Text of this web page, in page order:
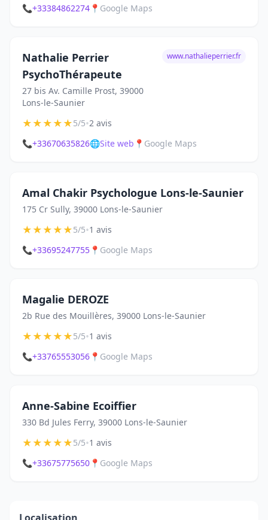
📞+33384862274 📍 Google Maps
Nathalie Perrier
PsychoThérapeute
27 bis Av. Camille Prost, 39000
Lons-le-Saunier
www.nathalieperrier.fr
★★★★★5/5•2 avis
📞+33670635826🌐Site web 📍 Google Maps
Amal Chakir Psychologue Lons-le-Saunier
175 Cr Sully, 39000 Lons-le-Saunier
★★★★★5/5•1 avis
📞+33695247755 📍 Google Maps
Magalie DEROZE
2b Rue des Mouillères, 39000 Lons-le-Saunier
★★★★★5/5•1 avis
📞+33765553056 📍 Google Maps
Anne-Sabine Ecoiffier
330 Bd Jules Ferry, 39000 Lons-le-Saunier
★★★★★5/5•1 avis
📞+33675775650 📍 Google Maps